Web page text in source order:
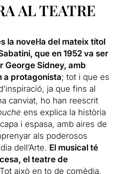
AL TEATRE
la novel·la del mateix títol
que en 1952 va ser
George Sidney, amb
a protagonista; tot i que es
ja que fins al
canviat, ho han reescrit
ens explica la història
i espasa, amb aires de
als poderosos
dell’Arte. El musical té
el teatre de
Tot això en to de comèdia,